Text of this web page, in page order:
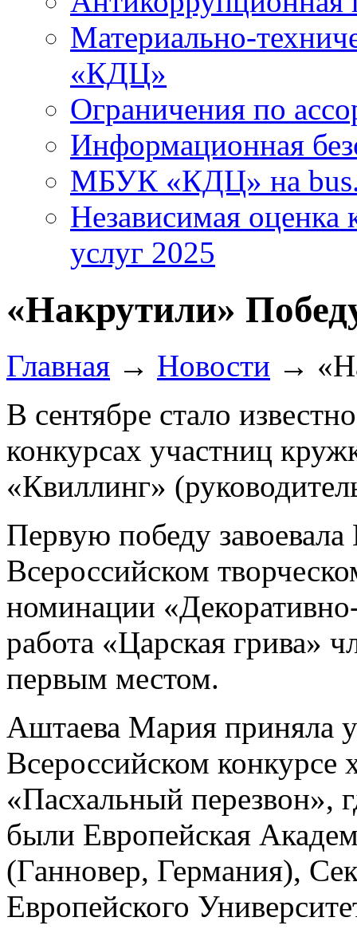
Материально-
«КДЦ»
Ограничения по
Информационная
МБУК «КДЦ» на
Независимая оценка
услуг 2025
«Накрутили»
Главная → Новости →
В сентябре стало
конкурсах участниц
«Квиллинг»
Первую победу
Всероссийском
номинации
работа «Царская грива»
первым местом.
Аштаева Мария приняла
Всероссийском конкурсе
«Пасхальный перезвон»,
были Европейская
(Ганновер, Германия),
Европейского